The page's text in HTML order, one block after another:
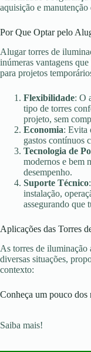
aquisição e
Por Que Optar pelo
Alugar torres de
inúmeras vantagens
para projetos
Flexibilidade: O
tipo de torres
projeto, sem
Economia: Evita
gastos contínuos
Tecnologia de
modernos e bem
desempenho.
Suporte Técnico
instalação,
assegurando que
Aplicações das Torres
As torres de iluminação
diversas situações,
contexto:
Conheça um pouco dos
Saiba mais!